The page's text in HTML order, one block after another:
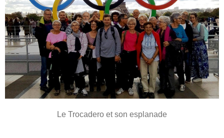
Le Trocadero et son esplanade